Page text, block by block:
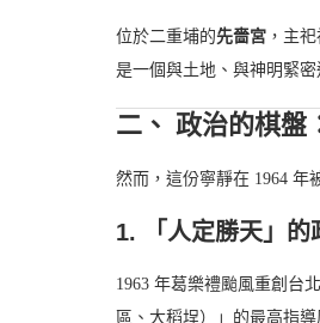
位於二重埔的先嗇宮 ，主
是一個與土地、與神明緊
二、 政治的棋盤
然而，這份寧靜在 1964 年
1. 「人定勝天」的
1963 年葛樂禮颱風重創台
區、大稻埕）」的最高指